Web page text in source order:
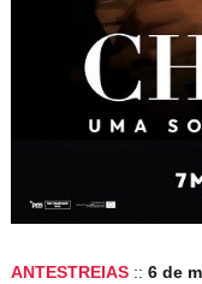
ANTESTREIAS :: 6 de